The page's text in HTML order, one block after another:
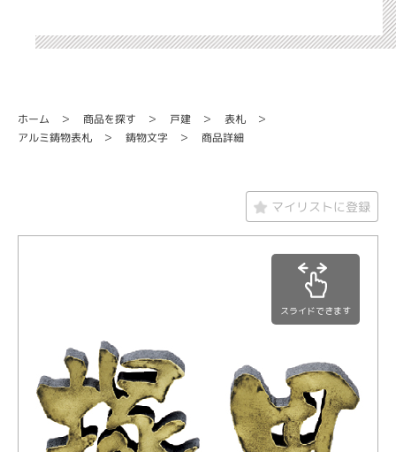
ホーム 商品を探す 戸建 表札
アルミ鋳物表札 鋳物文字 商品詳細
マイリストに登録
スライドできます